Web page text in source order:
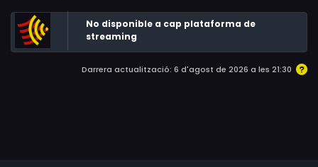
Korkmaz Arslan, Yasar Cetin, Ayhan Hacıfazlıoğlu, Ali
Akdeniz, Badasar Colbiyik, Josephine Welcome
No disponible a cap plataforma de
streaming
Darrera actualització: 6 d'agost de 2026 a les 21:30